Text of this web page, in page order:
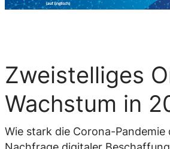
Zweistelliges
Wachstum in
Wie stark die Corona-Pandemie